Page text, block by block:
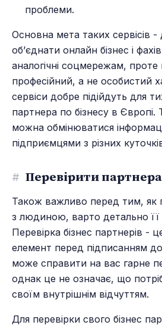
проблеми.
Основна мета таких сервісів
об’єднати онлайн бізнес і
аналогічні соцмережам, проте
професійний, а не особистий
сервіси добре підійдуть для
партнера по бізнесу в
можна обмінюватися
підприємцями з різних
# Перевірити партнера
Також важливо перед тим, як
з людиною, варто детально її
Перевірка бізнес партнерів -
елемент перед підписанням
може справити на вас гарне
однак це не означає, що
своїм внутрішнім відчуттям.
Для перевірки свого бізнес